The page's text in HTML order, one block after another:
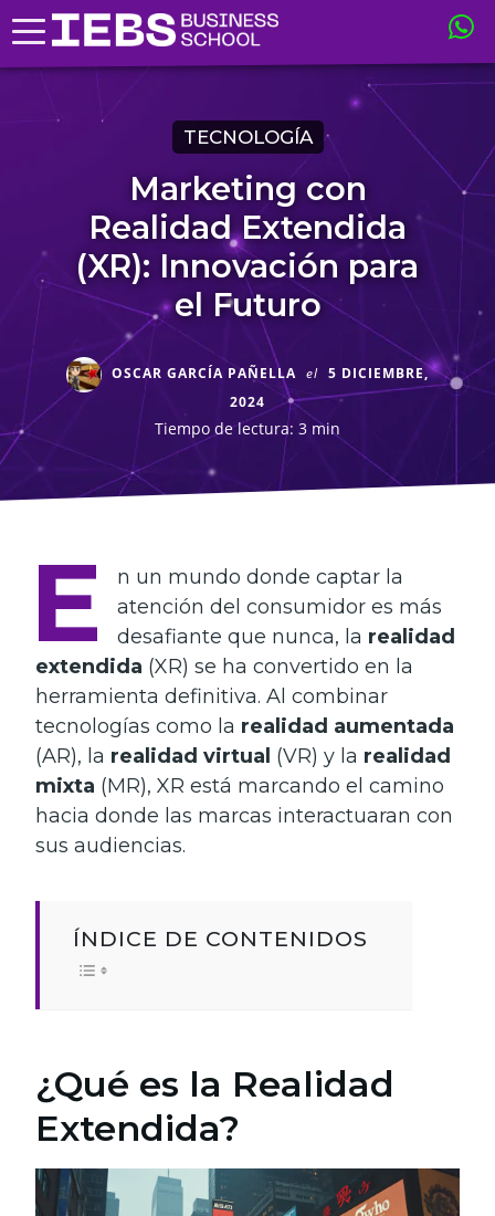
TECNOLOGÍA
Marketing con
Realidad Extendida
(XR): Innovación para
el Futuro
OSCAR GARCÍA PAÑELLA el 5 DICIEMBRE,
2024
Tiempo de lectura: 3 min
E
n un mundo donde captar la
atención del consumidor es más
desafiante que nunca, la realidad
extendida (XR) se ha convertido en la
herramienta definitiva. Al combinar
tecnologías como la realidad aumentada
(AR), la realidad virtual (VR) y la realidad
mixta (MR), XR está marcando el camino
hacia donde las marcas interactuaran con
sus audiencias.
ÍNDICE DE CONTENIDOS
¿Qué es la Realidad
Extendida?